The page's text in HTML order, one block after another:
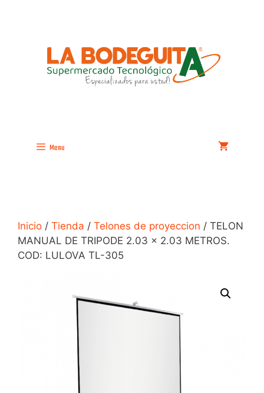
Menu
Inicio / Tienda / Telones de proyeccion / TELON
MANUAL DE TRIPODE 2.03 x 2.03 METROS.
COD: LULOVA TL-305